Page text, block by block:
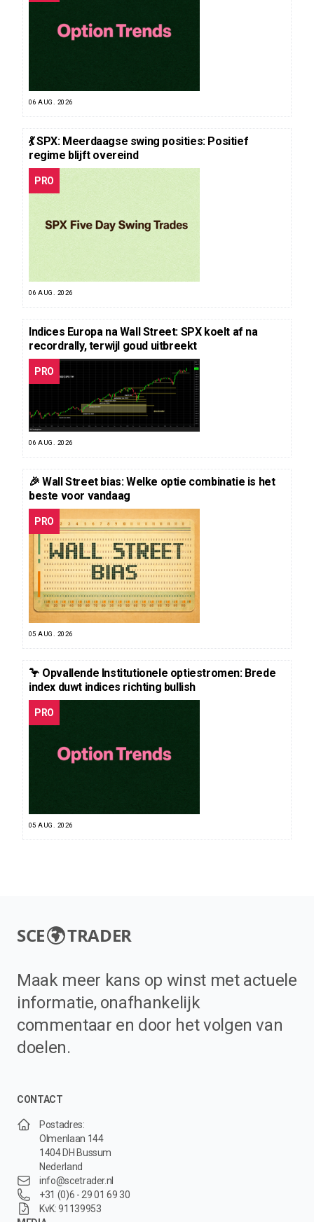
06 AUG. 2026
💃 SPX: Meerdaagse swing posities: Positief
regime blijft overeind
PRO
06 AUG. 2026
Indices Europa na Wall Street: SPX koelt af na
recordrally, terwijl goud uitbreekt
PRO
06 AUG. 2026
🎉 Wall Street bias: Welke optie combinatie is het
beste voor vandaag
PRO
05 AUG. 2026
🦩 Opvallende Institutionele optiestromen: Brede
index duwt indices richting bullish
PRO
05 AUG. 2026
SCE TRADER
Maak meer kans op winst met actuele
informatie, onafhankelijk
commentaar en door het volgen van
doelen.
CONTACT
Postadres:
Olmenlaan 144
1404 DH Bussum
Nederland
info@scetrader.nl
+31 (0)6 - 29 01 69 30
KvK: 91139953